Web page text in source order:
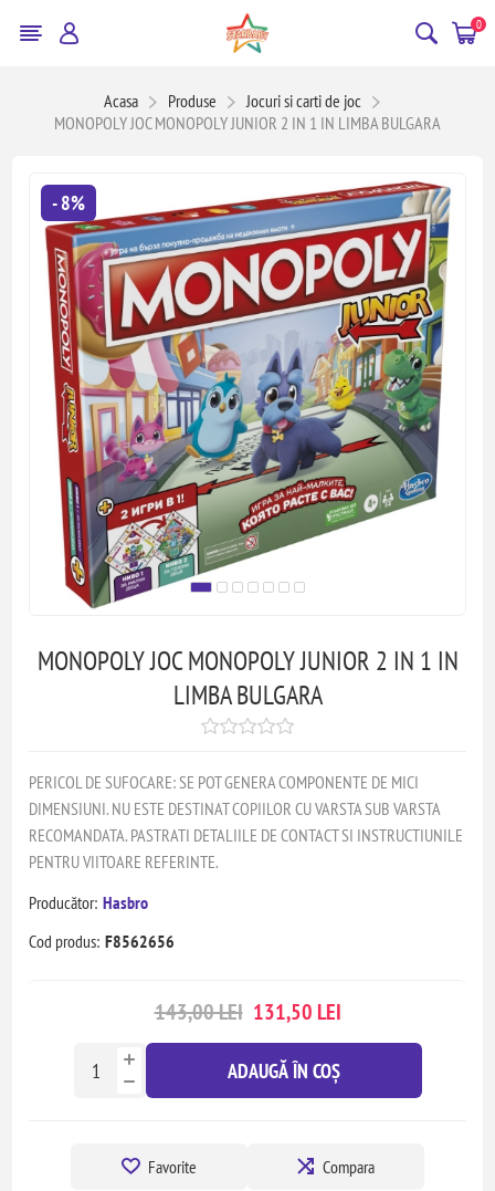
0
Acasa Produse
Jocuri si carti de joc
MONOPOLY JOC MONOPOLY JUNIOR 2 IN 1 IN LIMBA BULGARA
- 8%
MONOPOLY JOC MONOPOLY JUNIOR 2 IN 1 IN
LIMBA BULGARA
PERICOL DE SUFOCARE: SE POT GENERA COMPONENTE DE MICI
DIMENSIUNI. NU ESTE DESTINAT COPIILOR CU VARSTA SUB VARSTA
RECOMANDATA. PASTRATI DETALIILE DE CONTACT SI INSTRUCTIUNILE
PENTRU VIITOARE REFERINTE.
Producător: Hasbro
Cod produs: F8562656
143,00 LEI 131,50 LEI
ADAUGĂ ÎN COȘ
Favorite Compara